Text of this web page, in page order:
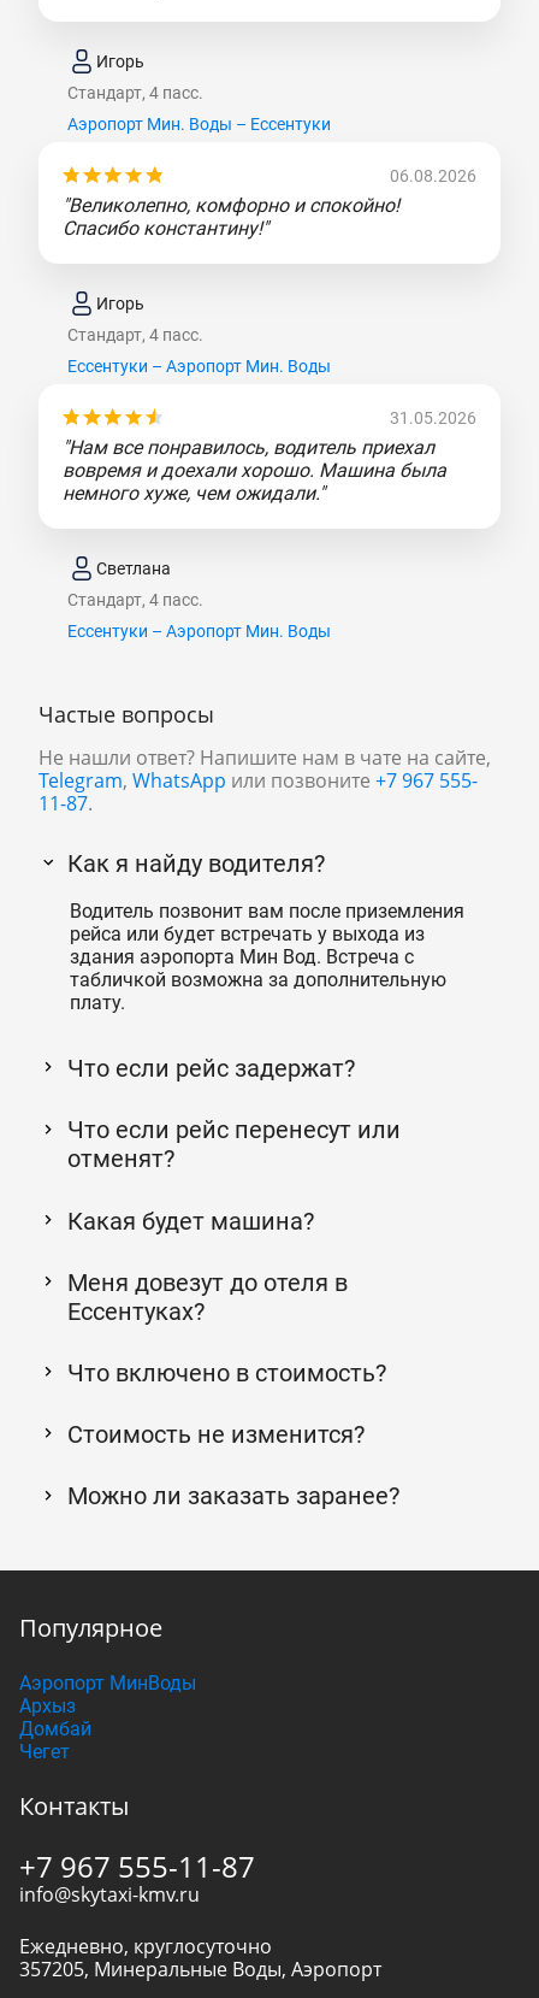
Игорь
Стандарт, 4 пасс.
Аэропорт Мин. Воды – Ессентуки
06.08.2026
"Великолепно, комфорно и спокойно!
Спасибо константину!"
Игорь
Стандарт, 4 пасс.
Ессентуки – Аэропорт Мин. Воды
31.05.2026
"Нам все понравилось, водитель приехал
вовремя и доехали хорошо. Машина была
немного хуже, чем ожидали."
Светлана
Стандарт, 4 пасс.
Ессентуки – Аэропорт Мин. Воды
Частые вопросы
Не нашли ответ? Напишите нам в чате на сайте,
Telegram, WhatsApp или позвоните +7 967 555-
11-87.
Как я найду водителя?
Водитель позвонит вам после приземления
рейса или будет встречать у выхода из
здания аэропорта Мин Вод. Встреча с
табличкой возможна за дополнительную
плату.
Что если рейс задержат?
Что если рейс перенесут или
отменят?
Какая будет машина?
Меня довезут до отеля в
Ессентуках?
Что включено в стоимость?
Стоимость не изменится?
Можно ли заказать заранее?
Популярное
Аэропорт МинВоды
Архыз
Домбай
Чегет
Контакты
+7 967 555-11-87
info@skytaxi-kmv.ru
Ежедневно, круглосуточно
357205, Минеральные Воды, Аэропорт